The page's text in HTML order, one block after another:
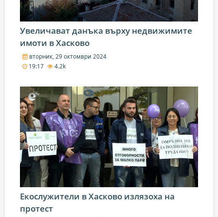
Увеличават данъка върху недвижимите
имоти в Хасково
вторник, 29 октомври 2024
19:17
4.2k
Екослужители в Хасково излязоха на
протест